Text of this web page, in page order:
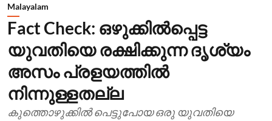
Malayalam
Fact Check: ഒഴുക്കില്‍പ്പെട്ട
യുവതിയെ രക്ഷിക്കുന്ന ദൃശ്യം
അസം പ്രളയത്തില്‍
നിന്നുള്ളതല്ല
കുത്തൊഴുക്കില്‍ പെട്ടുപോയ ഒരു യുവതിയെ